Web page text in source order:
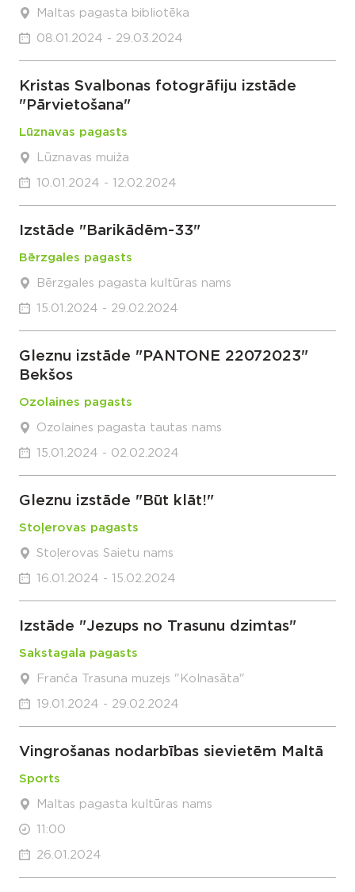
Maltas pagasta bibliotēka
08.01.2024 - 29.03.2024
Kristas Svalbonas fotogrāfiju izstāde
"Pārvietošana"
Lūznavas pagasts
Lūznavas muiža
10.01.2024 - 12.02.2024
Izstāde "Barikādēm-33"
Bērzgales pagasts
Bērzgales pagasta kultūras nams
15.01.2024 - 29.02.2024
Gleznu izstāde "PANTONE 22072023"
Bekšos
Ozolaines pagasts
Ozolaines pagasta tautas nams
15.01.2024 - 02.02.2024
Gleznu izstāde "Būt klāt!"
Stoļerovas pagasts
Stoļerovas Saietu nams
16.01.2024 - 15.02.2024
Izstāde "Jezups no Trasunu dzimtas"
Sakstagala pagasts
Franča Trasuna muzejs "Kolnasāta"
19.01.2024 - 29.02.2024
Vingrošanas nodarbības sievietēm Maltā
Sports
Maltas pagasta kultūras nams
11:00
26.01.2024